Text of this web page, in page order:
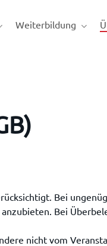
Weiterbildung
Bei
Bei
nicht vom